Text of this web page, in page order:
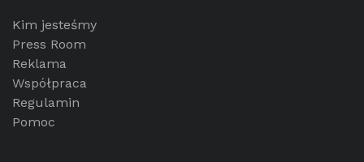
Kim jesteśmy
Press Room
Reklama
Współpraca
Regulamin
Pomoc